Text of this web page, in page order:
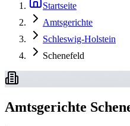
Startseite
Amtsgerichte
Schleswig-Holstein
Schenefeld
Amtsgerichte